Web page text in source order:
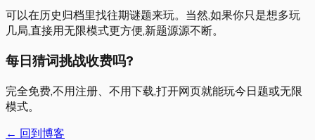
可以在历史归档里找往期谜题来玩。当然,如果你只是想多玩
几局,直接用无限模式更方便,新题源源不断。
每日猜词挑战收费吗?
完全免费,不用注册、不用下载,打开网页就能玩今日题或无限
模式。
← 回到博客